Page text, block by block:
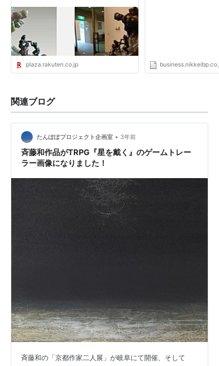
plaza.rakuten.co.jp
関連ブログ
たんぽぽプロジェクト企画室 • 3年前
斉藤和作品がTRPG『星を戴く』のゲームトレー
ラー画像になりました！
斉藤和の「京都作家二人展」が岐阜にて開催、そして